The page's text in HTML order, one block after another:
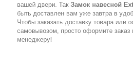
вашей двери. Так Замок навесной
быть доставлен вам уже завтра в
Чтобы заказать доставку товара или
самовывозом, просто оформите заказ
менеджеру!